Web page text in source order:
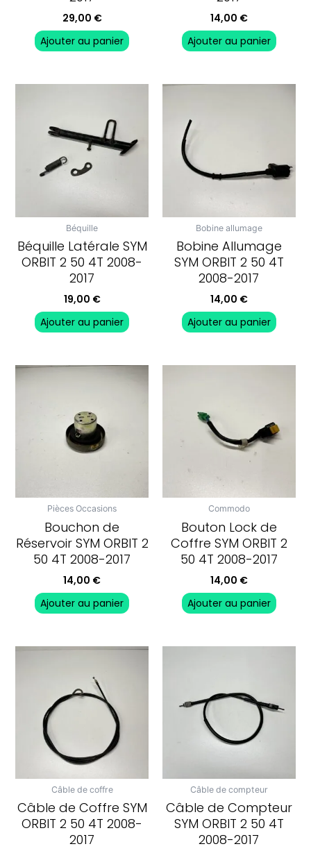
29,00 €
Ajouter au panier
14,00 €
Ajouter au panier
Béquille
Béquille Latérale SYM
ORBIT 2 50 4T 2008-
2017
19,00 €
Ajouter au panier
Bobine allumage
Bobine Allumage
SYM ORBIT 2 50 4T
2008-2017
14,00 €
Ajouter au panier
Pièces Occasions
Bouchon de
Réservoir SYM ORBIT 2
50 4T 2008-2017
14,00 €
Ajouter au panier
Commodo
Bouton Lock de
Coffre SYM ORBIT 2
50 4T 2008-2017
14,00 €
Ajouter au panier
Câble de coffre
Câble de Coffre SYM
ORBIT 2 50 4T 2008-
2017
Câble de compteur
Câble de Compteur
SYM ORBIT 2 50 4T
2008-2017